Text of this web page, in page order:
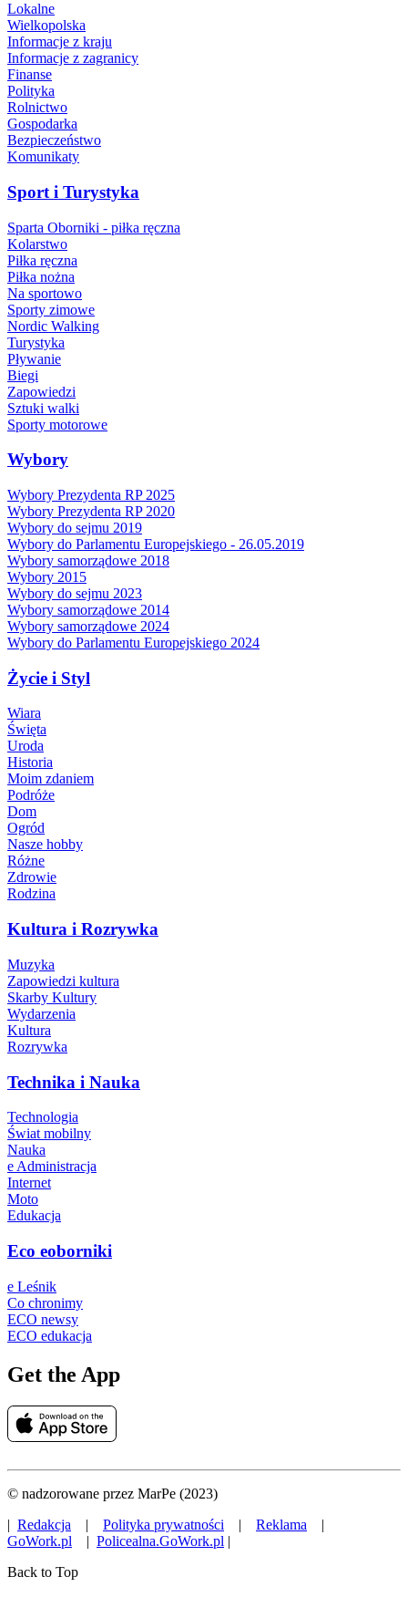
Lokalne
Wielkopolska
Informacje z kraju
Informacje z zagranicy
Finanse
Polityka
Rolnictwo
Gospodarka
Bezpieczeństwo
Komunikaty
Sport i Turystyka
Sparta Oborniki - piłka ręczna
Kolarstwo
Piłka ręczna
Piłka nożna
Na sportowo
Sporty zimowe
Nordic Walking
Turystyka
Pływanie
Biegi
Zapowiedzi
Sztuki walki
Sporty motorowe
Wybory
Wybory Prezydenta RP 2025
Wybory Prezydenta RP 2020
Wybory do sejmu 2019
Wybory do Parlamentu Europejskiego - 26.05.2019
Wybory samorządowe 2018
Wybory 2015
Wybory do sejmu 2023
Wybory samorządowe 2014
Wybory samorządowe 2024
Wybory do Parlamentu Europejskiego 2024
Życie i Styl
Wiara
Święta
Uroda
Historia
Moim zdaniem
Podróże
Dom
Ogród
Nasze hobby
Różne
Zdrowie
Rodzina
Kultura i Rozrywka
Muzyka
Zapowiedzi kultura
Skarby Kultury
Wydarzenia
Kultura
Rozrywka
Technika i Nauka
Technologia
Świat mobilny
Nauka
e Administracja
Internet
Moto
Edukacja
Eco eoborniki
e Leśnik
Co chronimy
ECO newsy
ECO edukacja
Get the App
© nadzorowane przez MarPe (2023)
| Redakcja | Polityka prywatności | Reklama |
GoWork.pl | Policealna.GoWork.pl |
Back to Top